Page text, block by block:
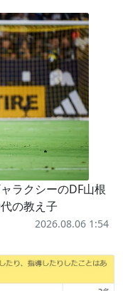
ラクシーのDF山根
の教え子
2026.08.06 1:54